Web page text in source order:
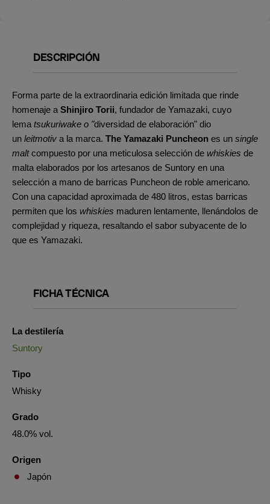
DESCRIPCIÓN
Forma parte de la extraordinaria edición limitada que rinde
homenaje a Shinjiro Torii, fundador de Yamazaki, cuyo
lema tsukuriwake o "diversidad de elaboración" dio
un leitmotiv a la marca. The Yamazaki Puncheon es un single
maltcompuesto por una meticulosa selección de whiskies de
malta elaborados por los artesanos de Suntory en una
selección a mano de barricas Puncheon de roble americano.
Con una capacidad aproximada de 480 litros, estas barricas
permiten que los whiskies maduren lentamente, llenándolos de
complejidad y riqueza, resaltando el sabor subyacente de lo
que es Yamazaki.
FICHA TÉCNICA
La destilería
Suntory
Tipo
Whisky
Grado
48.0% vol.
Origen
Japón